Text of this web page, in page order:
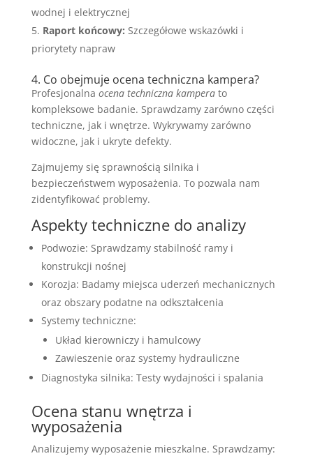
wodnej i elektrycznej
Raport końcowy: Szczegółowe wskazówki i
priorytety napraw
4. Co obejmuje ocena techniczna kampera?
Profesjonalna ocena techniczna kamperato
kompleksowe badanie. Sprawdzamy zarówno części
techniczne, jak i wnętrze. Wykrywamy zarówno
widoczne, jak i ukryte defekty.
Zajmujemy się sprawnością silnika i
bezpieczeństwem wyposażenia. To pozwala nam
zidentyfikować problemy.
Aspekty techniczne do analizy
Podwozie: Sprawdzamy stabilność ramy i
konstrukcji nośnej
Korozja: Badamy miejsca uderzeń mechanicznych
oraz obszary podatne na odkształcenia
Systemy techniczne:
Układ kierowniczy i hamulcowy
Zawieszenie oraz systemy hydrauliczne
Diagnostyka silnika: Testy wydajności i spalania
Ocena stanu wnętrza i
wyposażenia
Analizujemy wyposażenie mieszkalne. Sprawdzamy: